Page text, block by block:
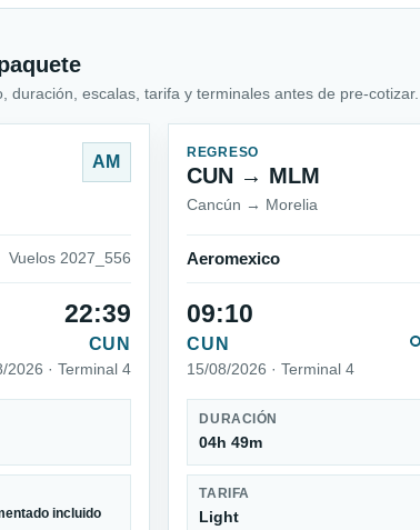
escalas, tarifa y terminales antes de pre-cotizar.
AM
Vuelos 2027_556
22:39
CUN
2026 · Terminal 4
incluido
REGRESO
CUN → MLM
Cancún → Morelia
Aeromexico
09:10
CUN
15/08/2026 · Terminal 4
DURACIÓN
04h 49m
TARIFA
Light